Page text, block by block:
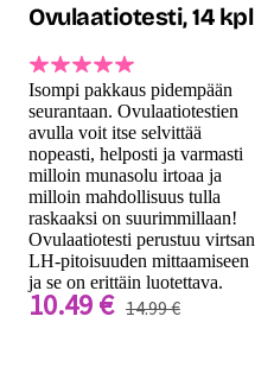
Ovulaatiotesti, 14 kpl
Isompi pakkaus pidempään
seurantaan. Ovulaatiotestien
avulla voit itse selvittää
nopeasti, helposti ja varmasti
milloin munasolu irtoaa ja
milloin mahdollisuus tulla
raskaaksi on suurimmillaan!
Ovulaatiotesti perustuu virtsan
LH-pitoisuuden mittaamiseen
ja se on erittäin luotettava.
10.49 € 14.99 €